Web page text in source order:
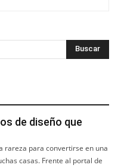
de diseño que
rareza para convertirse en una
casas. Frente al portal de